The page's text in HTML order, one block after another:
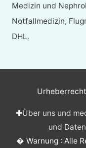
Medizin und
Notfallmedizin,
DHL.
✚Über uns und
und
� Warnung : Alle